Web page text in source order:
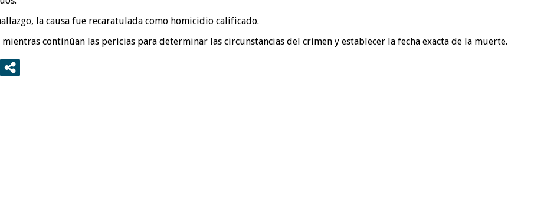
la causa fue recaratulada como homicidio calificado.
continúan las pericias para determinar las circunstancias del crimen y establecer la fecha exacta de la muerte.